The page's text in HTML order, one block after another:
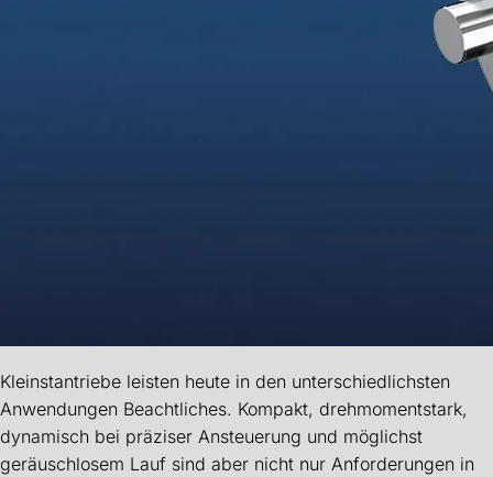
Kleinstantriebe leisten heute in den unterschiedlichsten
Anwendungen Beachtliches. Kompakt, drehmomentstark,
dynamisch bei präziser Ansteuerung und möglichst
geräuschlosem Lauf sind aber nicht nur Anforderungen in